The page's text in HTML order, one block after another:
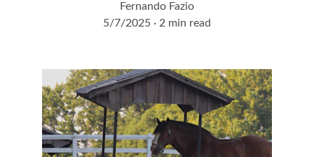
Fernando Fazio
5/7/2025
2 min read